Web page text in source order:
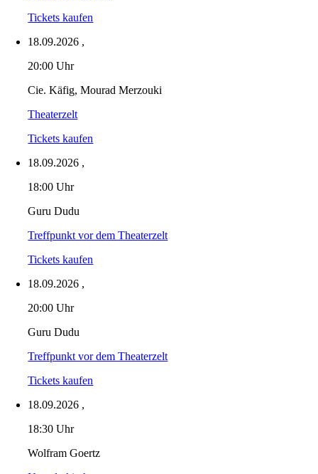
Tickets kaufen
18.09.2026 ,
20:00 Uhr
Cie. Käfig, Mourad Merzouki
Theaterzelt
Tickets kaufen
18.09.2026 ,
18:00 Uhr
Guru Dudu
Treffpunkt vor dem Theaterzelt
Tickets kaufen
18.09.2026 ,
20:00 Uhr
Guru Dudu
Treffpunkt vor dem Theaterzelt
Tickets kaufen
18.09.2026 ,
18:30 Uhr
Wolfram Goertz